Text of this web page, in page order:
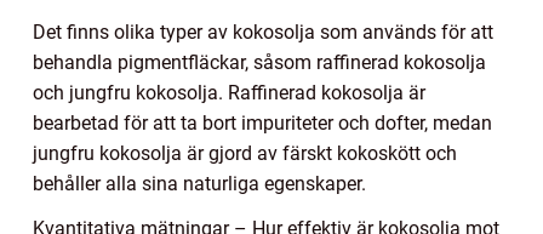
Det finns olika typer av kokosolja som används för att
behandla pigmentfläckar, såsom raffinerad kokosolja
och jungfru kokosolja. Raffinerad kokosolja är
bearbetad för att ta bort impuriteter och dofter, medan
jungfru kokosolja är gjord av färskt kokoskött och
behåller alla sina naturliga egenskaper.
Kvantitativa mätningar – Hur effektiv är kokosolja mot